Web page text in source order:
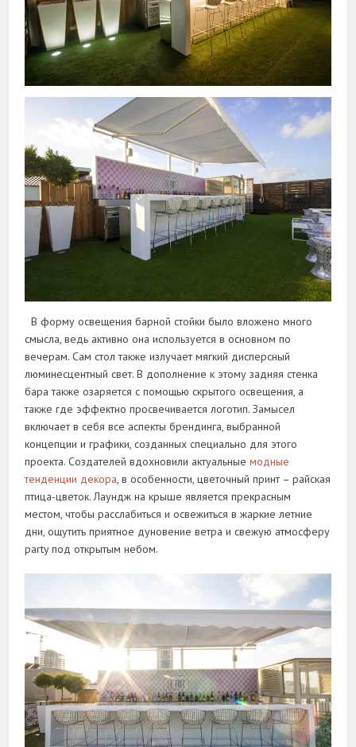
В форму освещения барной стойки было вложено много
смысла, ведь активно она используется в основном по
вечерам. Сам стол также излучает мягкий дисперсный
люминесцентный свет. В дополнение к этому задняя стенка
бара также озаряется с помощью скрытого освещения, а
также где эффектно просвечивается логотип. Замысел
включает в себя все аспекты брендинга, выбранной
концепции и графики, созданных специально для этого
проекта. Создателей вдохновили актуальныемодные
тенденции декора, в особенности, цветочный принт – райская
птица-цветок. Лаундж на крыше является прекрасным
местом, чтобы расслабиться и освежиться в жаркие летние
дни, ощутить приятное дуновение ветра и свежую атмосферу
party под открытым небом.